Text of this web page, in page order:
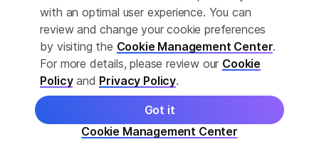
Cookie Management Center
隐私政策
© 2026 Illumina, Inc. 保留最终解释权。
with an optimal user experience. You can
review and change your cookie preferences
by visiting the Cookie Management Center.
For more details, please review our Cookie
Policyand Privacy Policy.
Cookie Management Center
Got it